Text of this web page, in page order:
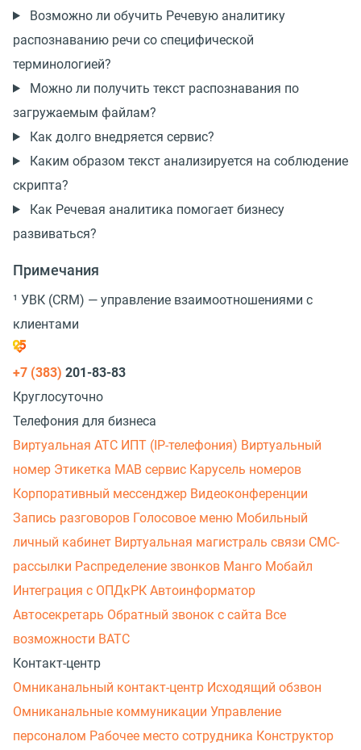
Возможно ли обучить Речевую аналитику
распознаванию речи со специфической
терминологией?
Можно ли получить текст распознавания по
загружаемым файлам?
Как долго внедряется сервис?
Каким образом текст анализируется на соблюдение
скрипта?
Как Речевая аналитика помогает бизнесу
развиваться?
Примечания
¹ УВК (CRM) — управление взаимоотношениями с
клиентами
+7 (383) 201-83-83
Круглосуточно
Телефония для бизнеса
Виртуальная АТС ИПТ (IP-телефония) Виртуальный
номер Этикетка МАВ сервис Карусель номеров
Корпоративный мессенджер Видеоконференции
Запись разговоров Голосовое меню Мобильный
личный кабинет Виртуальная магистраль связи СМС-
рассылки Распределение звонков Манго Мобайл
Интеграция с ОПДкРК Автоинформатор
Автосекретарь Обратный звонок с сайта Все
возможности ВАТС
Контакт-центр
Омниканальный контакт-центр Исходящий обзвон
Омниканальные коммуникации Управление
персоналом Рабочее место сотрудника Конструктор